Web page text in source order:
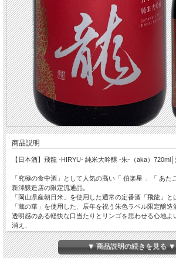
商品説明
【日本酒】飛龍 -HIRYU- 純米大吟醸 -朱-（aka）
「究極の食中酒」として人気の高い「 伯楽星 」「 あた
新澤醸造店の限定流通品。
「岡山県産朝日米」を使用した通常の定番酒「飛龍」と
「蔵の華」を使用した、辰年を祝う朱色ラベル限定醸造
透明感のある軽快な口当たりとリンゴを思わせる心地よ
消え、
爽やかな酸味が切れ味を演出。
2024年の繁栄を願った限定醸造酒。ぜひお楽しみくださ
※火入の商品ですがクール便発送を推奨しております。
▼ 商品説明の続きを見る ▼